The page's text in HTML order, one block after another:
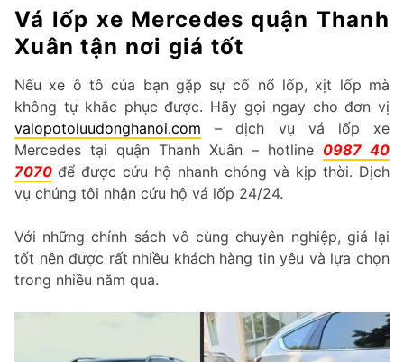
Vá lốp xe Mercedes quận Thanh
Xuân tận nơi giá tốt
Nếu xe ô tô của bạn gặp sự cố nổ lốp, xịt lốp mà
không tự khắc phục được. Hãy gọi ngay cho đơn vị
valopotoluudonghanoi.com – dịch vụ vá lốp xe
Mercedes tại quận Thanh Xuân – hotline 0987 40
7070 để được cứu hộ nhanh chóng và kịp thời. Dịch
vụ chúng tôi nhận cứu hộ vá lốp 24/24.
Với những chính sách vô cùng chuyên nghiệp, giá lại
tốt nên được rất nhiều khách hàng tin yêu và lựa chọn
trong nhiều năm qua.